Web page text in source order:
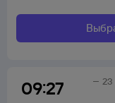
09:27 23